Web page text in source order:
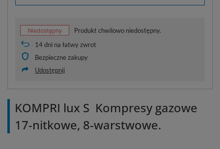
Produkt chwilowo niedostępny.
14dni na łatwy zwrot
Bezpieczne zakupy
Udostępnij
KOMPRI lux S Kompresy gazowe
17-nitkowe, 8-warstwowe.